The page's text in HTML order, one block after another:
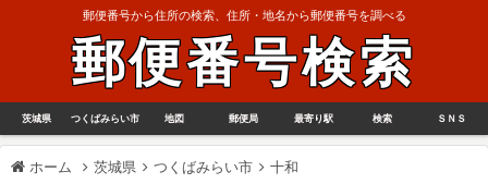
郵便番号から住所の検索、住所・地名から郵便番号を調べる
郵便番号検索
茨城県 つくばみらい市 地図 郵便局 最寄り駅 検索 ＳＮＳ
ホーム 茨城県 つくばみらい市 十和